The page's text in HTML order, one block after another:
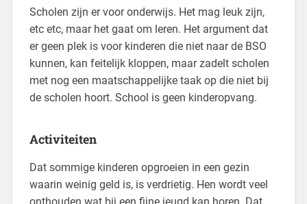
Scholen zijn er voor onderwijs. Het mag leuk zijn,
etc etc, maar het gaat om leren. Het argument dat
er geen plek is voor kinderen die niet naar de BSO
kunnen, kan feitelijk kloppen, maar zadelt scholen
met nog een maatschappelijke taak op die niet bij
de scholen hoort. School is geen kinderopvang.
Activiteiten
Dat sommige kinderen opgroeien in een gezin
waarin weinig geld is, is verdrietig. Hen wordt veel